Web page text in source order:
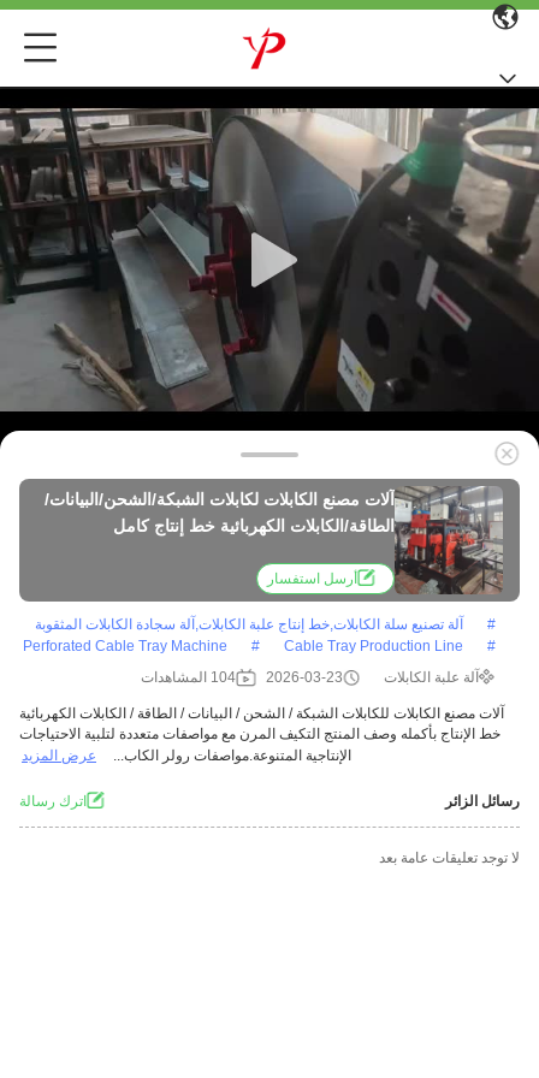
آلات مصنع الكابلات لكابلات الشبكة/الشحن/البيانات/
الطاقة/الكابلات الكهربائية خط إنتاج كامل
أرسل استفسار
#
آلة تصنيع سلة الكابلات,خط إنتاج علبة الكابلات,آلة سجادة الكابلات المثقوبة
#
Cable Tray Production Line
#
Perforated Cable Tray Machine
آلة علبة الكابلات
2026-03-23 104 المشاهدات
آلات مصنع الكابلات للكابلات الشبكة / الشحن / البيانات / الطاقة / الكابلات الكهربائية
خط الإنتاج بأكمله وصف المنتج التكيف المرن مع مواصفات متعددة لتلبية الاحتياجات
الإنتاجية المتنوعة.مواصفات رولر الكاب...
عرض المزيد
رسائل الزائر اترك رسالة
لا توجد تعليقات عامة بعد